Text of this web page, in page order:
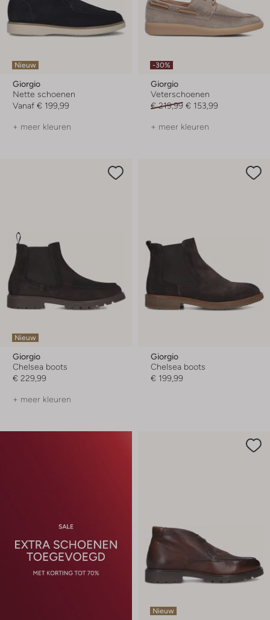
Nieuw
Giorgio
Nette schoenen
Vanaf € 199,99
+ meer kleuren
-30%
Giorgio
Veterschoenen
€ 219,99 € 153,99
+ meer kleuren
Nieuw
Giorgio
Chelsea boots
€ 229,99
+ meer kleuren
Giorgio
Chelsea boots
€ 199,99
Nieuw